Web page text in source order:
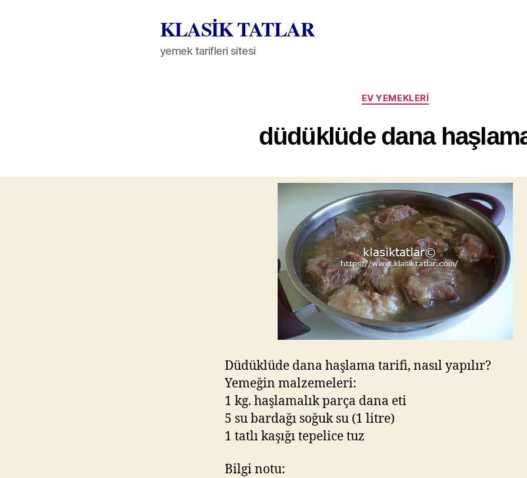
KLASİK TATLAR
yemek tarifleri sitesi
Kategoriler
EV YEMEKLERI
düdüklüde dana
Düdüklüde dana haşlama tarifi, nasıl yapılır?
Yemeğin malzemeleri:
1 kg. haşlamalık parça dana eti
5 su bardağı soğuk su (1 litre)
1 tatlı kaşığı tepelice tuz
Bilgi notu: